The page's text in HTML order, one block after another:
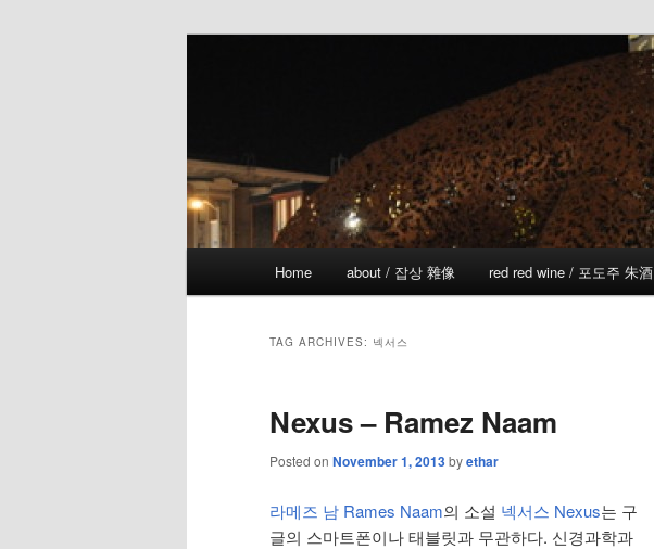
Home about / 잡상 雜像 red red wine / 포도주 朱酒
TAG ARCHIVES: 넥서스
Nexus – Ramez Naam
Posted on November 1, 2013byethar
라메즈 남 Rames Naam의 소설 넥서스 Nexus는 구
글의 스마트폰이나 태블릿과 무관하다. 신경과학과